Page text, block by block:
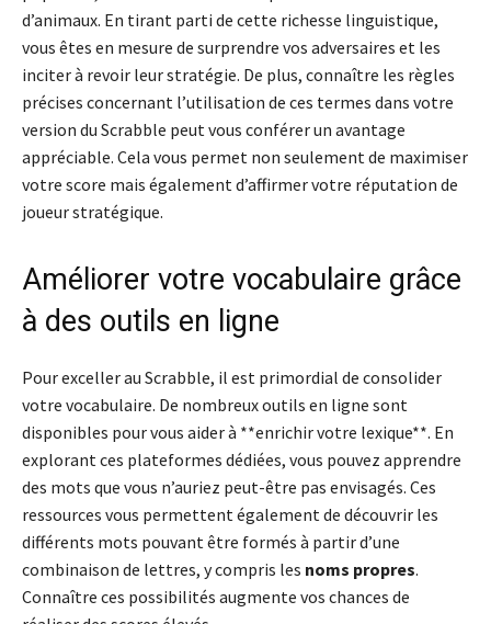
d’animaux. En tirant parti de cette richesse linguistique,
vous êtes en mesure de surprendre vos adversaires et les
inciter à revoir leur stratégie. De plus, connaître les règles
précises concernant l’utilisation de ces termes dans votre
version du Scrabble peut vous conférer un avantage
appréciable. Cela vous permet non seulement de maximiser
votre score mais également d’affirmer votre réputation de
joueur stratégique.
Améliorer votre vocabulaire grâce
à des outils en ligne
Pour exceller au Scrabble, il est primordial de consolider
votre vocabulaire. De nombreux outils en ligne sont
disponibles pour vous aider à **enrichir votre lexique**. En
explorant ces plateformes dédiées, vous pouvez apprendre
des mots que vous n’auriez peut-être pas envisagés. Ces
ressources vous permettent également de découvrir les
différents mots pouvant être formés à partir d’une
combinaison de lettres, y compris les noms propres.
Connaître ces possibilités augmente vos chances de